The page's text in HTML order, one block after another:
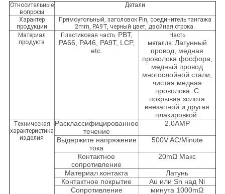
Относительные
вопросы
Детали
Характер
продукции
Прямоугольный, заголовок Pin, соединитель тангажа
2mm, PA9T, черный цвет, двойная строка.
Материал
продукта
Пластиковая часть: PBT,
PA66, PA46, PA9T, LCP,
etc.
Часть
металла: Латунный
провод, медная
проволока фосфора,
медный провод
многослойной стали,
чистая медная
проволока. С
покрывая золота
внезапной и другая
плакировкой.
Техническая
характеристика
изделия
Расклассифицированное
течение
2.0AMP
Выдержите напряжение
тока
500V AC/Minute
Контактное
сопротивление
20mΩ Макс
Материал контакта
Латунь
Контактное покрытие
Au или Sn над Ni
Сопротивление
минута 1000mΩ